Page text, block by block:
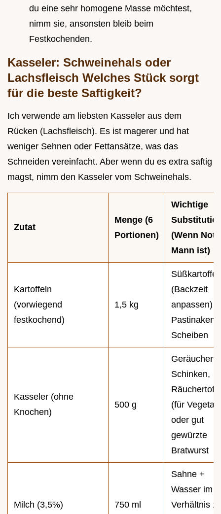
du eine sehr homogene Masse möchtest,
nimm sie, ansonsten bleib beim
Festkochenden.
Kasseler: Schweinehals oder
Lachsfleisch Welches Stück sorgt
für die beste Saftigkeit?
Ich verwende am liebsten Kasseler aus dem
Rücken (Lachsfleisch). Es ist magerer und hat
weniger Sehnen oder Fettansätze, was das
Schneiden vereinfacht. Aber wenn du es extra saftig
magst, nimm den Kasseler vom Schweinehals.
Zutat
Menge (6
Portionen)
Wichtige
(Wenn Not
Mann ist)
Kartoffeln
(vorwiegend
festkochend)
1,5 kg
(Backzeit
anpassen)
Pastinaken
Scheiben
Kasseler (ohne
Knochen)
500 g
Schinken,
Räuchertofu
(für
oder gut
gewürzte
Bratwurst
Milch (3,5%) 750 ml
Sahne +
Wasser im
Verhältnis